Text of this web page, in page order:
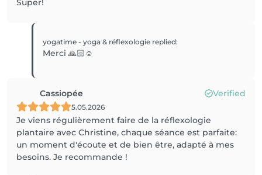
Super!
yogatime - yoga & réflexologie replied:
Merci 🙏🏻☺️
Cassiopée Verified
5.05.2026
Je viens régulièrement faire de la réflexologie
plantaire avec Christine, chaque séance est parfaite:
un moment d'écoute et de bien être, adapté à mes
besoins. Je recommande !